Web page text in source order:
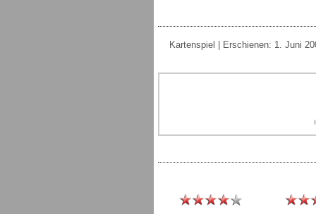
Kartenspiel | Erschienen: 1. Juni